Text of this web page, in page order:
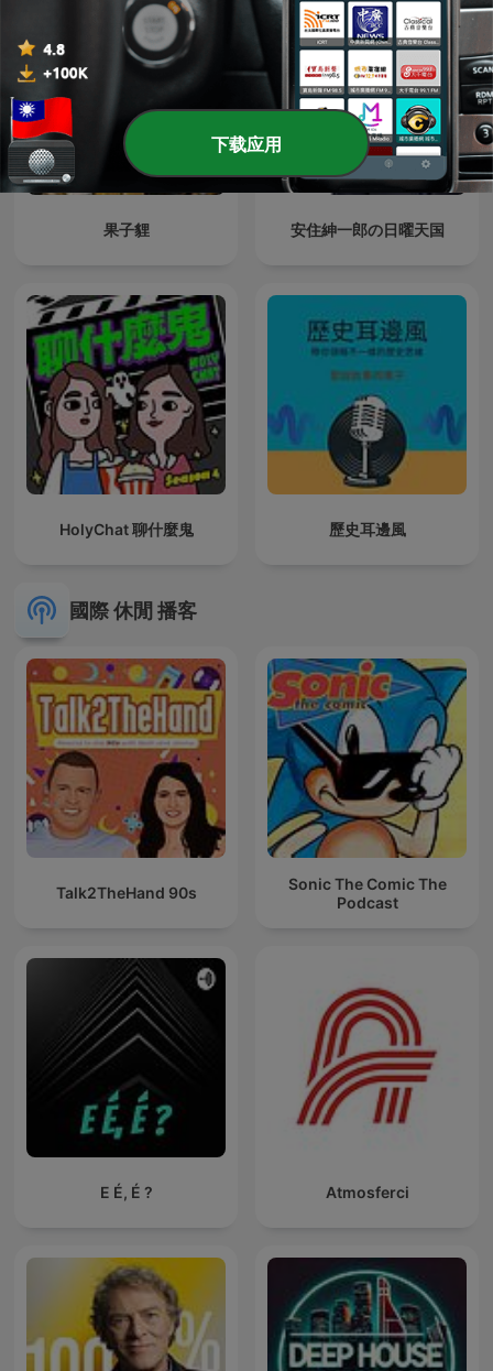
果子貍 安住紳一郎の日曜天国
HolyChat 聊什麼鬼 歷史耳邊風
國際 休閒 播客
Talk2TheHand 90s
Sonic The Comic The
Podcast
E É, É ? Atmosferci
下载应用